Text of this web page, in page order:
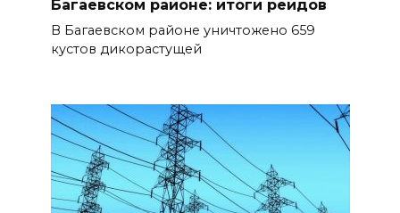
Багаевском районе: итоги рейдов
В Багаевском районе уничтожено 659
кустов дикорастущей